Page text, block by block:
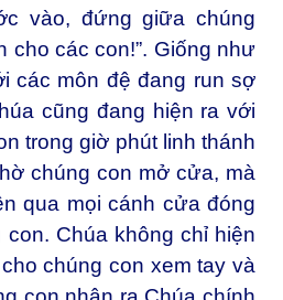
vào, đứng giữa chúng
cho các con!”. Giống như
các môn đệ đang run sợ
cũng đang hiện ra với
trong giờ phút linh thánh
chúng con mở cửa, mà
qua mọi cánh cửa đóng
Chúa không chỉ hiện
chúng con xem tay và